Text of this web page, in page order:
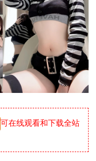
可在线观看和下载全站